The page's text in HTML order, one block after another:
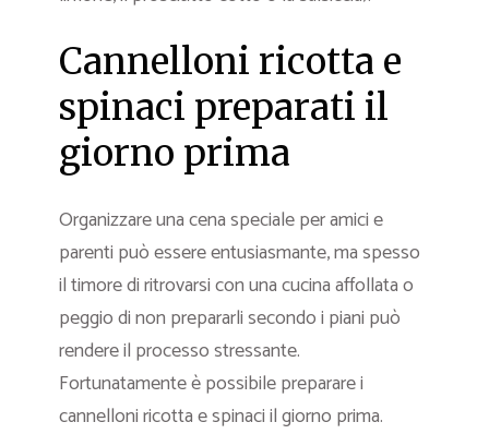
Cannelloni ricotta e
spinaci preparati il
giorno prima
Organizzare una cena speciale per amici e
parenti può essere entusiasmante, ma spesso
il timore di ritrovarsi con una cucina affollata o
peggio di non prepararli secondo i piani può
rendere il processo stressante.
Fortunatamente è possibile preparare i
cannelloni ricotta e spinaci il giorno prima.